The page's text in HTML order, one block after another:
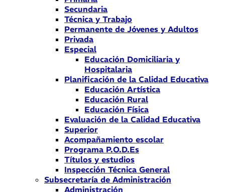
Secundaria
Técnica y Trabajo
Permanente de Jóvenes y Adultos
Privada
Especial
Educación Domiciliaria y
Hospitalaria
Planificación de la Calidad Educativa
Educación Artística
Educación Rural
Educación Física
Evaluación de la Calidad Educativa
Superior
Acompañamiento escolar
Programa P.O.D.Es
Títulos y estudios
Inspección Técnica General
Subsecretaría de Administración
Administración